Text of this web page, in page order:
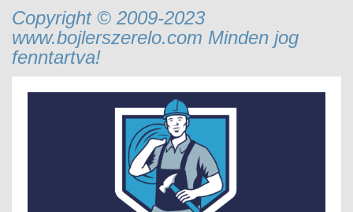
Copyright © 2009-2023
www.bojlerszerelo.com Minden jog
fenntartva!